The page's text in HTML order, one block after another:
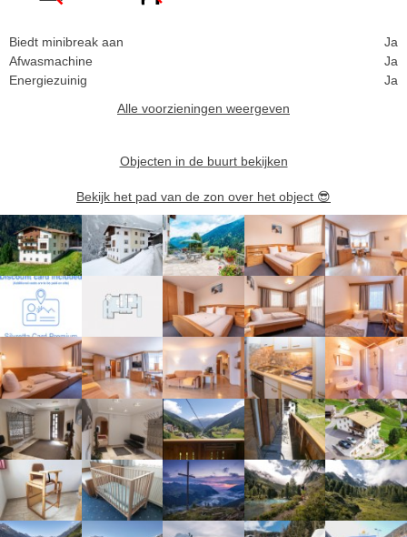
Biedt minibreak aan
Ja
Afwasmachine
Ja
Energiezuinig
Ja
Alle voorzieningen weergeven
Objecten in de buurt bekijken
Bekijk het pad van de zon over het object 😎